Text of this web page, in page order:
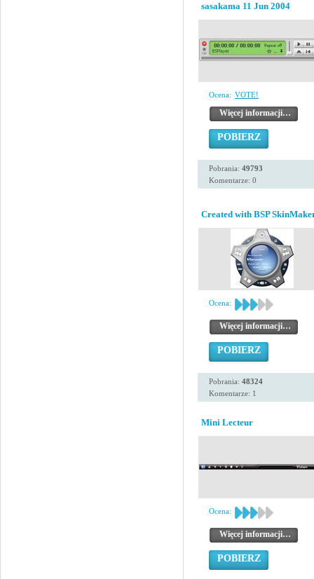
sasakama 11 Jun 2004
Ocena: VOTE!
Więcej informacji…
POBIERZ
Pobrania: 49793
Komentarze: 0
Created with BSP
Ocena:
Więcej informacji…
POBIERZ
Pobrania: 48324
Komentarze: 1
Mini Lecteur
Ocena:
Więcej informacji…
POBIERZ